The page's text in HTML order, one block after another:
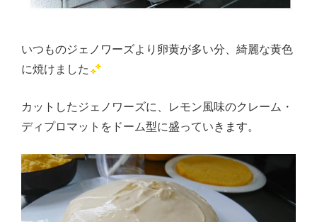
いつものジェノワーズより卵黄が多い分、綺麗な黄色
に焼けました
カットしたジェノワーズに、レモン風味のクレーム・
ディプロマットをドーム型に盛っていきます。